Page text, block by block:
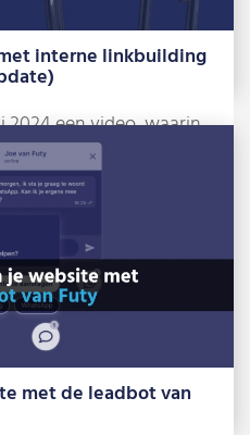
interne linkbuilding
een video, waarin
geven […]
met de leadbot van